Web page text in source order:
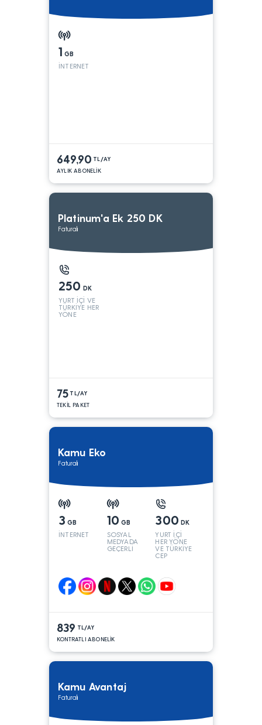
1 GB
İNTERNET
649,90 TL/AY
AYLIK ABONELİK
Platinum'a Ek 250 DK
Faturalı
250 DK
YURT İÇİ VE
TÜRKİYE HER
YÖNE
75 TL/AY
TEKİL PAKET
Kamu Eko
Faturalı
3 GB
İNTERNET
10 GB
SOSYAL
MEDYADA
GEÇERLİ
300 DK
YURT İÇİ
HER YÖNE
VE TÜRKİYE
CEP
839 TL/AY
KONTRATLI ABONELİK
Kamu Avantaj
Faturalı